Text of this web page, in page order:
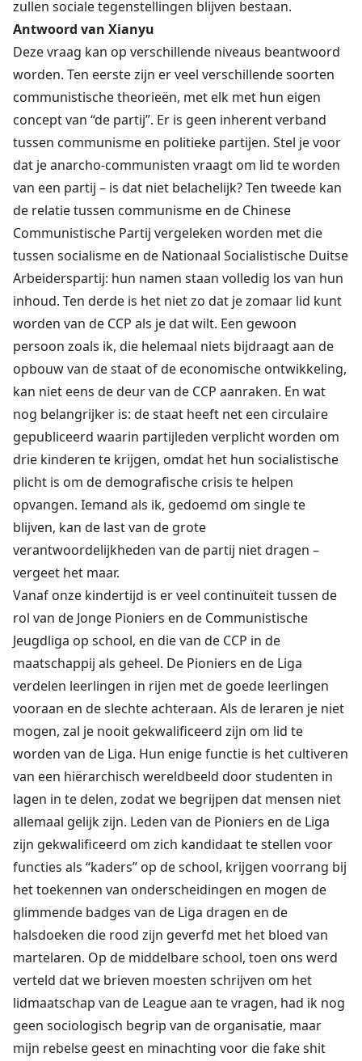
zullen sociale tegenstellingen blijven bestaan.
Antwoord van Xianyu
Deze vraag kan op verschillende niveaus beantwoord
worden. Ten eerste zijn er veel verschillende soorten
communistische theorieën, met elk met hun eigen
concept van “de partij”. Er is geen inherent verband
tussen communisme en politieke partijen. Stel je voor
dat je anarcho-communisten vraagt om lid te worden
van een partij – is dat niet belachelijk? Ten tweede kan
de relatie tussen communisme en de Chinese
Communistische Partij vergeleken worden met die
tussen socialisme en de Nationaal Socialistische Duitse
Arbeiderspartij: hun namen staan volledig los van hun
inhoud. Ten derde is het niet zo dat je zomaar lid kunt
worden van de CCP als je dat wilt. Een gewoon
persoon zoals ik, die helemaal niets bijdraagt aan de
opbouw van de staat of de economische ontwikkeling,
kan niet eens de deur van de CCP aanraken. En wat
nog belangrijker is: de staat heeft net een circulaire
gepubliceerd waarin partijleden verplicht worden om
drie kinderen te krijgen, omdat het hun socialistische
plicht is om de demografische crisis te helpen
opvangen. Iemand als ik, gedoemd om single te
blijven, kan de last van de grote
verantwoordelijkheden van de partij niet dragen –
vergeet het maar.
Vanaf onze kindertijd is er veel continuïteit tussen de
rol van de Jonge Pioniers en de Communistische
Jeugdliga op school, en die van de CCP in de
maatschappij als geheel. De Pioniers en de Liga
verdelen leerlingen in rijen met de goede leerlingen
vooraan en de slechte achteraan. Als de leraren je niet
mogen, zal je nooit gekwalificeerd zijn om lid te
worden van de Liga. Hun enige functie is het cultiveren
van een hiërarchisch wereldbeeld door studenten in
lagen in te delen, zodat we begrijpen dat mensen niet
allemaal gelijk zijn. Leden van de Pioniers en de Liga
zijn gekwalificeerd om zich kandidaat te stellen voor
functies als “kaders” op de school, krijgen voorrang bij
het toekennen van onderscheidingen en mogen de
glimmende badges van de Liga dragen en de
halsdoeken die rood zijn geverfd met het bloed van
martelaren. Op de middelbare school, toen ons werd
verteld dat we brieven moesten schrijven om het
lidmaatschap van de League aan te vragen, had ik nog
geen sociologisch begrip van de organisatie, maar
mijn rebelse geest en minachting voor die fake shit